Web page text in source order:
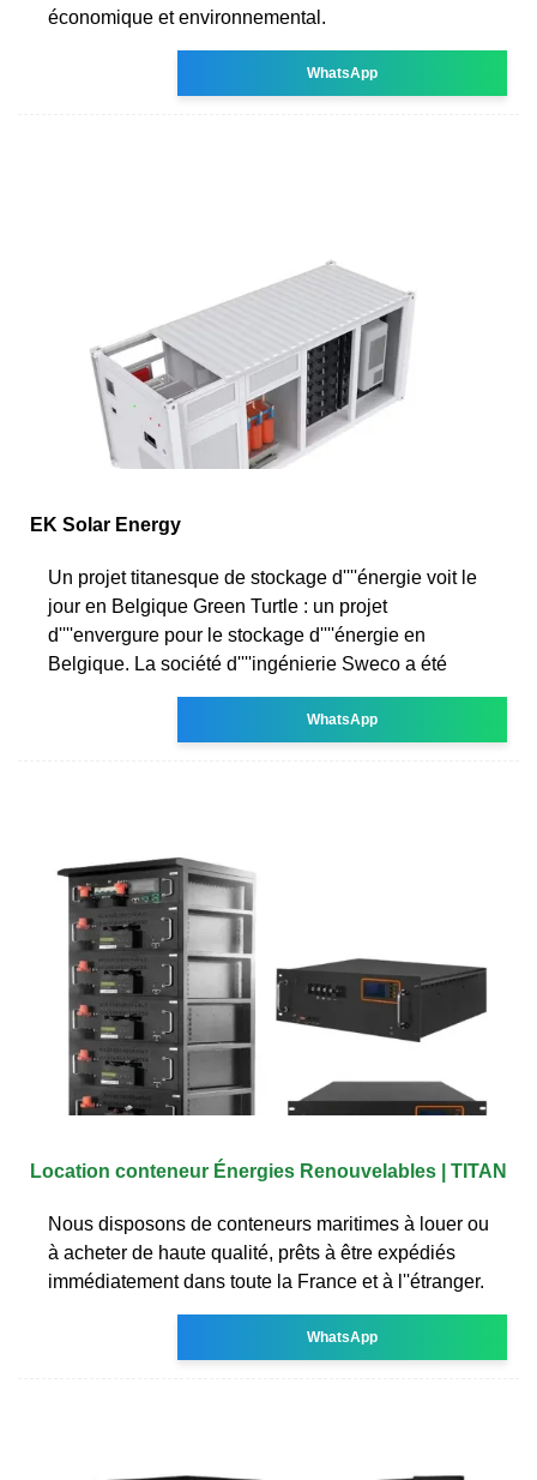
économique et environnemental.
WhatsApp
EK Solar Energy
Un projet titanesque de stockage d''''énergie voit le
jour en Belgique Green Turtle : un projet
d''''envergure pour le stockage d''''énergie en
Belgique. La société d''''ingénierie Sweco a été
WhatsApp
Location conteneur Énergies Renouvelables | TITAN
Nous disposons de conteneurs maritimes à louer ou
à acheter de haute qualité, prêts à être expédiés
immédiatement dans toute la France et à l''étranger.
WhatsApp